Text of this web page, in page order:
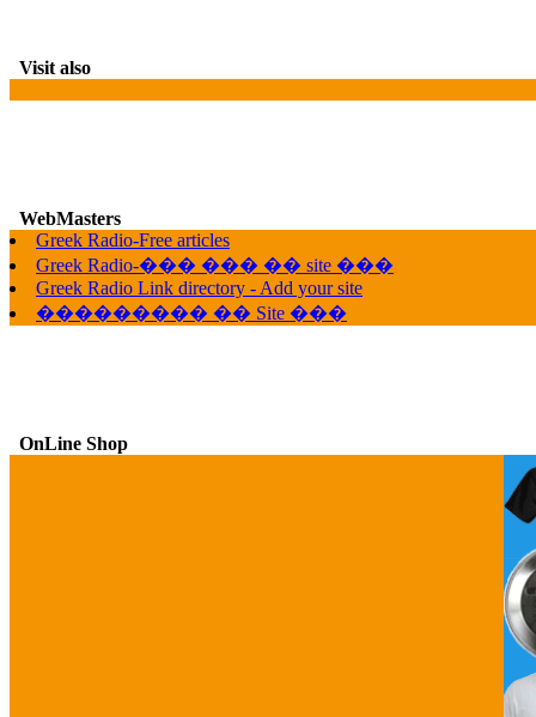
Visit also
WebMasters
Greek Radio-Free articles
Greek Radio-��� ��� �� site ���
Greek Radio Link directory - Add your site
��������� �� Site ���
OnLine Shop